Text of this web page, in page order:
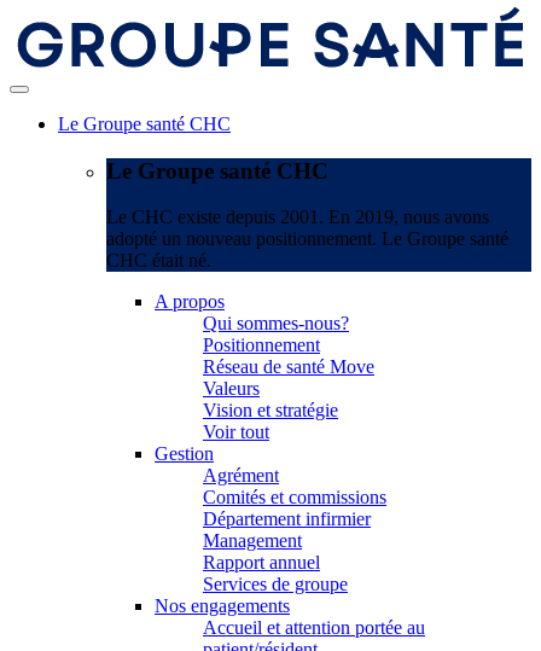
Le Groupe santé CHC
Le Groupe santé CHC
Le CHC existe depuis 2001. En 2019, nous avons
adopté un nouveau positionnement. Le Groupe santé
CHC était né.
A propos
Qui sommes-nous?
Positionnement
Réseau de santé Move
Valeurs
Vision et stratégie
Voir tout
Gestion
Agrément
Comités et commissions
Département infirmier
Management
Rapport annuel
Services de groupe
Nos engagements
Accueil et attention portée au